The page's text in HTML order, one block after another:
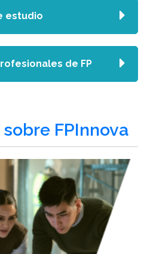
FPInnova
estudio
de FP